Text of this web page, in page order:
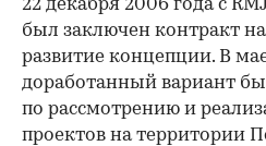
22 декабря 2006 года с
был заключен контракт
развитие концепции. В
доработанный вариант
по рассмотрению и
проектов на территории